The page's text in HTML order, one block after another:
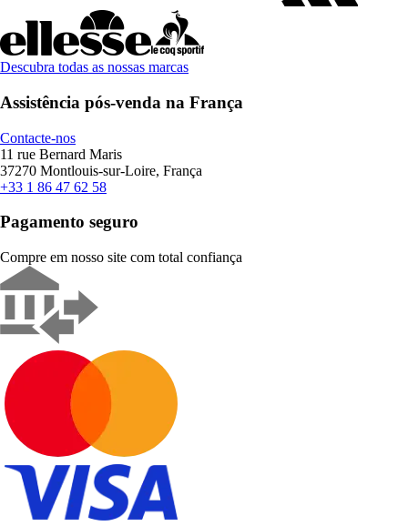
Descubra todas as nossas marcas
Assistência pós-venda na França
Contacte-nos
11 rue Bernard Maris
37270 Montlouis-sur-Loire, França
+33 1 86 47 62 58
Pagamento seguro
Compre em nosso site com total confiança